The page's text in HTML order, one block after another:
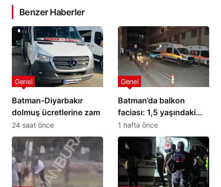
Benzer Haberler
Batman-Diyarbakır
dolmuş ücretlerine zam
Genel
24 saat önce
Batman’da balkon
faciası: 1,5 yaşındaki
bebek hayatını kaybetti
Genel
1 hafta önce